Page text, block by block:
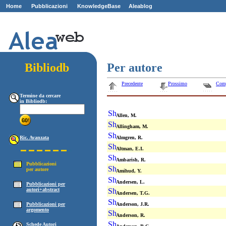
Home Pubblicazioni KnowledgeBase Aleablog
Bibliodb Per autore
Termine da cercare
in Bibliodb:
Ric. Avanzata
Pubblicazioni
per autore
Pubblicazioni per
autori+abstract
Pubblicazioni per
argomento
Schede Autori
Precedente Prossimo
Allen, M.
Allingham, M.
Almgren, R.
Altman, E.I.
Ambarish, R.
Amihud, Y.
Andersen, L.
Andersen, T.G.
Anderson, J.R.
Anderson, R.